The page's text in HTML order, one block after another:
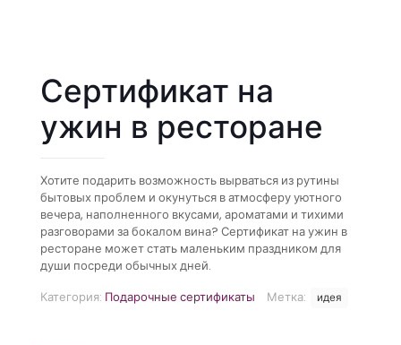
Сертификат на
ужин в ресторане
Хотите подарить возможность вырваться из рутины
бытовых проблем и окунуться в атмосферу уютного
вечера, наполненного вкусами, ароматами и тихими
разговорами за бокалом вина? Сертификат на ужин в
ресторане может стать маленьким праздником для
души посреди обычных дней.
Категория: Подарочные сертификаты Метка: идея